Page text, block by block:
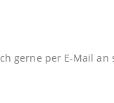
gerne per E-Mail an